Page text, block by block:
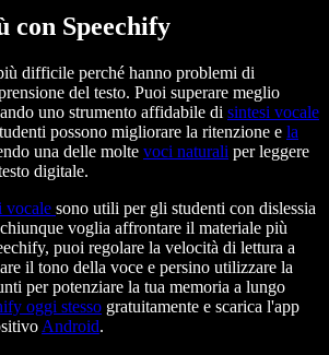
con Speechify
difficile perché hanno problemi di
del testo. Puoi superare meglio
uno strumento affidabile di sintesi vocale
possono migliorare la ritenzione e la
una delle molte voci naturali per leggere
digitale.
vocale sono utili per gli studenti con dislessia
voglia affrontare il materiale più
puoi regolare la velocità di lettura a
il tono della voce e persino utilizzare la
per potenziare la tua memoria a lungo
oggi stesso gratuitamente e scarica l'app
Android.